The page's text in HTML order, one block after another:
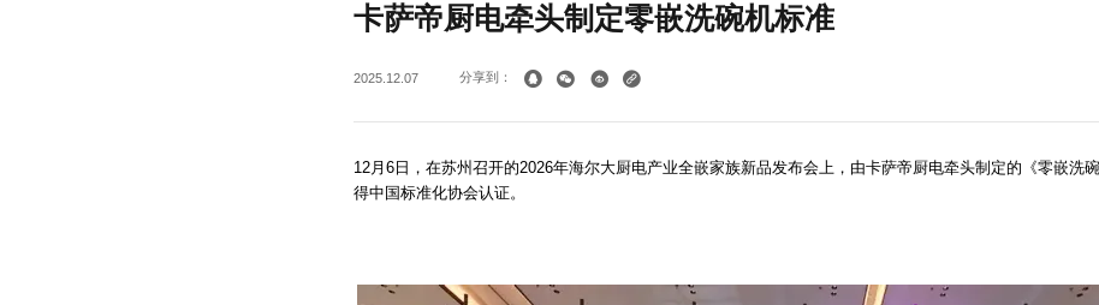
卡萨帝厨电牵头制定零嵌洗碗机标准
2025.12.07 分享到：
12月6日，在苏州召开的2026年海尔大厨电产业全嵌家族新品发布会上，由卡萨帝厨电牵头制定的《零嵌洗
得中国标准化协会认证。